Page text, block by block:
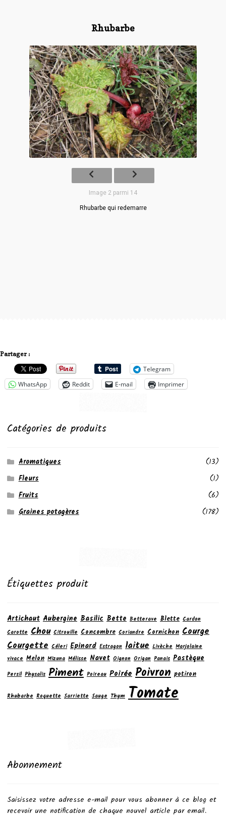
Rhubarbe
Image 2 parmi 14
Rhubarbe qui redemarre
Partager :
Telegram
WhatsApp
Reddit E-mail Imprimer
Catégories de produits
Aromatiques
(13)
Fleurs
(1)
Fruits
(6)
Graines potagères
(178)
Étiquettes produit
Artichaut Aubergine Basilic Bette Betterave Blette Cardon
Carotte Chou Citrouille Concombre Coriandre Cornichon Courge
Courgette Céleri Epinard Estragon laitue Livèche Marjolaine
vivace Melon Mizuna Mélisse Navet Oignon Origan Panais Pastèque
Persil Physalis Piment Poireau Poirée Poivron potiron
Rhubarbe Roquette Sarriette Sauge Thym Tomate
Abonnement
Saisissez votre adresse e-mail pour vous abonner à ce blog et
recevoir une notification de chaque nouvel article par email.